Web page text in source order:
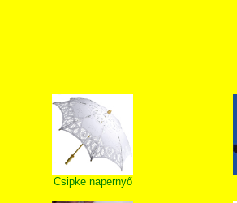
Csipke napernyő